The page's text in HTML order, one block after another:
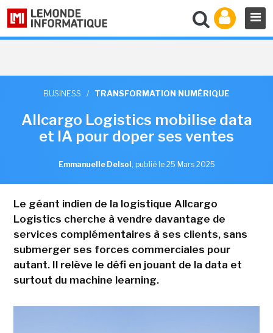
BUSINESS / TRANSFORMATION NUMÉRIQUE
Allcargo Logistics mobilise data
et IA pour doper ses ventes
Emmanuelle Delsol , publié le 25 Mars 2025
Le géant indien de la logistique Allcargo
Logistics cherche à vendre davantage de
services complémentaires à ses clients, sans
submerger ses forces commerciales pour
autant. Il relève le défi en jouant de la data et
surtout du machine learning.